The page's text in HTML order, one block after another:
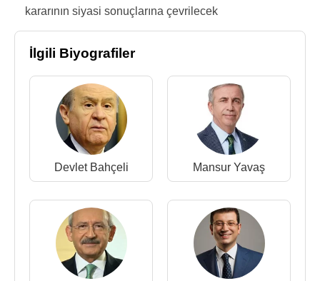
kararının siyasi sonuçlarına çevrilecek
İlgili Biyografiler
Devlet Bahçeli Mansur Yavaş